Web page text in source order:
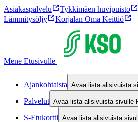
Asiakaspalvelu Tykkimäen huvipuisto
Lämmitysöljy
Korjalan Oma Keittiö
Mene Etusivulle
Ajankohtaista Avaa lista alisivuista
Palvelut Avaa lista alisivuista sivulle
S-Etukortti Avaa lista alisivuista